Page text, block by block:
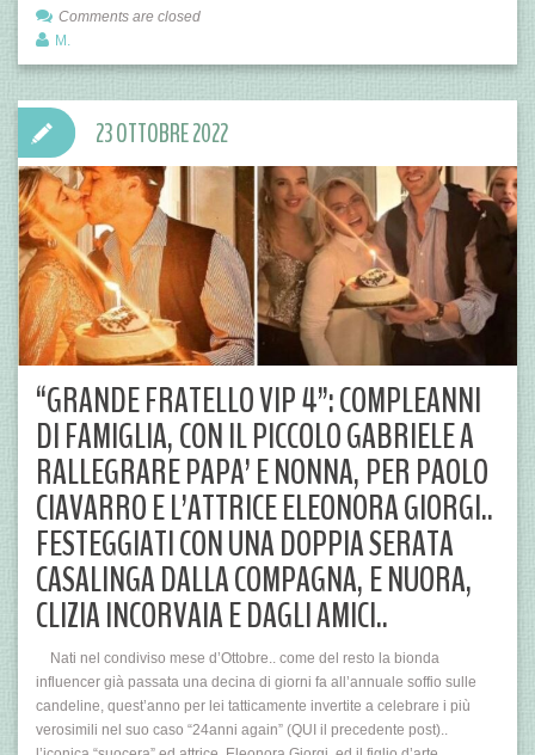
Comments are closed
M.
“GRANDE FRATELLO VIP 4”: COMPLEANNI
DI FAMIGLIA, CON IL PICCOLO GABRIELE A
RALLEGRARE PAPA’ E NONNA, PER PAOLO
CIAVARRO E L’ATTRICE ELEONORA GIORGI..
FESTEGGIATI CON UNA DOPPIA SERATA
CASALINGA DALLA COMPAGNA, E NUORA,
CLIZIA INCORVAIA E DAGLI AMICI..
Nati nel condiviso mese d’Ottobre.. come del resto la bionda
influencer già passata una decina di giorni fa all’annuale soffio sulle
candeline, quest’anno per lei tatticamente invertite a celebrare i più
verosimili nel suo caso “24anni again” (QUI il precedente post)..
23 OTTOBRE 2022